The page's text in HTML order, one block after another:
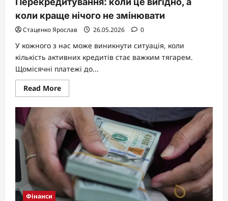
коли краще нічого не змінювати
Стаценко Ярослав 26.05.2026 0
У кожного з нас може виникнути ситуація, коли
кількість активних кредитів стає важким тягарем.
Щомісячні платежі до...
Read MoreRead
more
Перекредитування:
коли
це
вигідно,
а
коли
краще
нічого
не
змінювати
Фінанси